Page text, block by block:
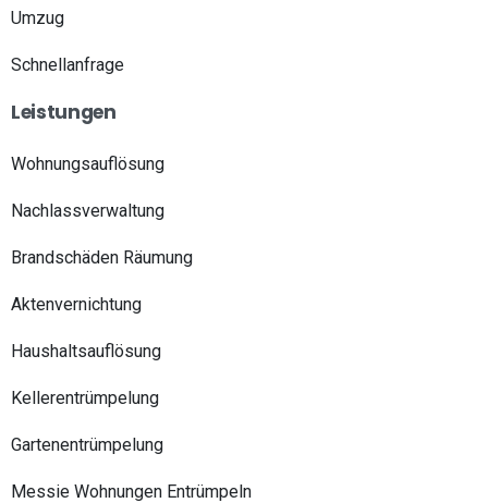
Umzug
Schnellanfrage
Leistungen
Wohnungsauflösung
Nachlassverwaltung
Brandschäden Räumung
Aktenvernichtung
Haushaltsauflösung
Kellerentrümpelung
Gartenentrümpelung
Messie Wohnungen Entrümpeln